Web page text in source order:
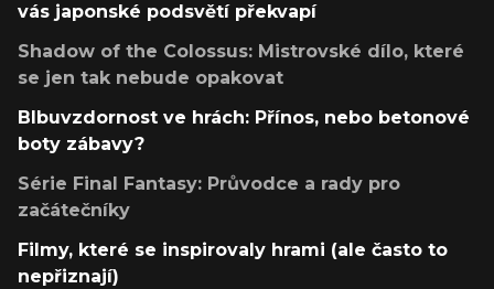
vás japonské podsvětí překvapí
Shadow of the Colossus: Mistrovské dílo, které
se jen tak nebude opakovat
Blbuvzdornost ve hrách: Přínos, nebo betonové
boty zábavy?
Série Final Fantasy: Průvodce a rady pro
začátečníky
Filmy, které se inspirovaly hrami (ale často to
nepřiznají)